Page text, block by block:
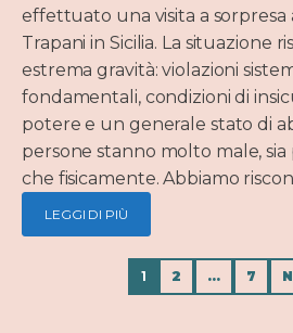
effettuato una visita a sorpresa
Trapani in Sicilia. La situazione
estrema gravità: violazioni
fondamentali, condizioni di
potere e un generale stato di
persone stanno molto male,
che fisicamente. Abbiamo
LEGGI DI PIÙ
1 2 … 7